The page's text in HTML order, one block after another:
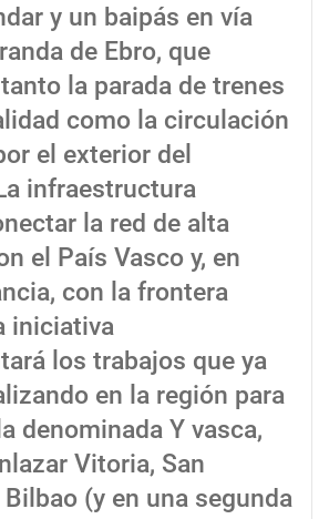
y un baipás en vía
de Ebro, que
la parada de trenes
como la circulación
el exterior del
infraestructura
la red de alta
el País Vasco y, en
con la frontera
iniciativa
los trabajos que ya
en la región para
denominada Y vasca,
Vitoria, San
(y en una segunda